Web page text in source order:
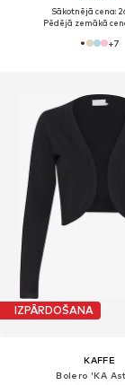
Sākotnējā cena:
Pēdējā zemākā
+7
IZPĀRDOŠANA
KAFFE
Bolero 'KA